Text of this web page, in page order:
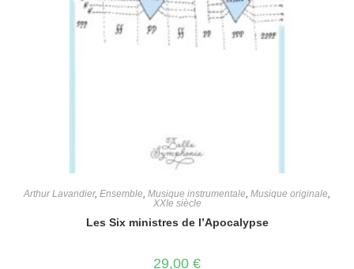
Arthur Lavandier, Ensemble, Musique instrumentale, Musique originale,
XXIe siècle
Les Six ministres de l’Apocalypse
29,00 €